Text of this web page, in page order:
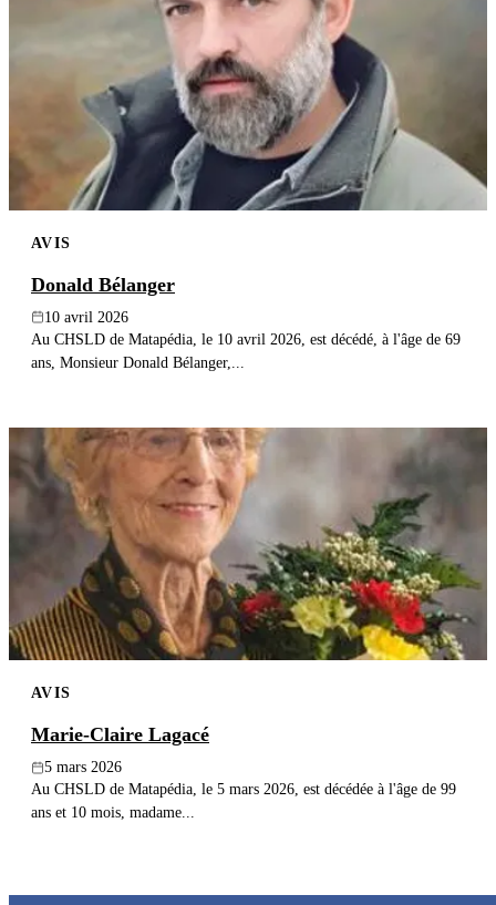
AVIS
Donald Bélanger
10 avril 2026
Au CHSLD de Matapédia, le 10 avril 2026, est décédé, à l'âge de 69
ans, Monsieur Donald Bélanger,...
AVIS
Marie-Claire Lagacé
5 mars 2026
Au CHSLD de Matapédia, le 5 mars 2026, est décédée à l'âge de 99
ans et 10 mois, madame...